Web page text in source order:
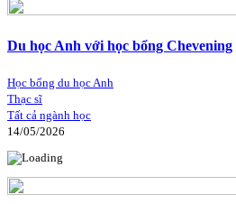
Du học Anh với học bổng Chevening
Học bổng du học Anh
Thạc sĩ
Tất cả ngành học
14/05/2026